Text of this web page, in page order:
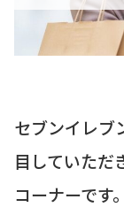
セブンイレブ
目していただ
コーナーです